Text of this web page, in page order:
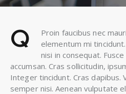
Q
Proin faucibus nec
elementum mi
nisi in consequat.
accumsan. Cras sollicitudin,
Integer tincidunt. Cras dapibus.
semper nisi. Aenean vulputate